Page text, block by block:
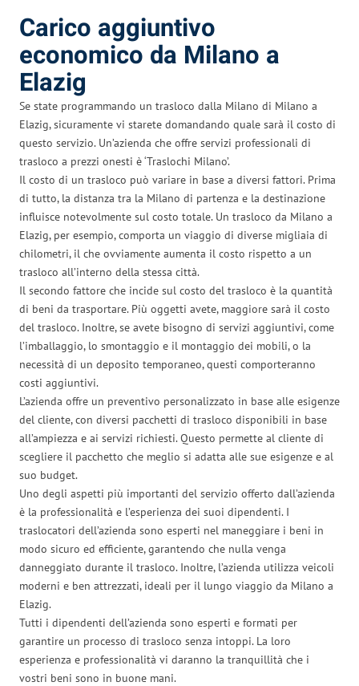
Carico aggiuntivo
economico da Milano a
Elazig
Se state programmando un trasloco dalla Milano di Milano a
Elazig, sicuramente vi starete domandando quale sarà il costo di
questo servizio. Un’azienda che offre servizi professionali di
trasloco a prezzi onesti è ‘Traslochi Milano’.
Il costo di un trasloco può variare in base a diversi fattori. Prima
di tutto, la distanza tra la Milano di partenza e la destinazione
influisce notevolmente sul costo totale. Un trasloco da Milano a
Elazig, per esempio, comporta un viaggio di diverse migliaia di
chilometri, il che ovviamente aumenta il costo rispetto a un
trasloco all’interno della stessa città.
Il secondo fattore che incide sul costo del trasloco è la quantità
di beni da trasportare. Più oggetti avete, maggiore sarà il costo
del trasloco. Inoltre, se avete bisogno di servizi aggiuntivi, come
l’imballaggio, lo smontaggio e il montaggio dei mobili, o la
necessità di un deposito temporaneo, questi comporteranno
costi aggiuntivi.
L’azienda offre un preventivo personalizzato in base alle esigenze
del cliente, con diversi pacchetti di trasloco disponibili in base
all’ampiezza e ai servizi richiesti. Questo permette al cliente di
scegliere il pacchetto che meglio si adatta alle sue esigenze e al
suo budget.
Uno degli aspetti più importanti del servizio offerto dall’azienda
è la professionalità e l’esperienza dei suoi dipendenti. I
traslocatori dell’azienda sono esperti nel maneggiare i beni in
modo sicuro ed efficiente, garantendo che nulla venga
danneggiato durante il trasloco. Inoltre, l’azienda utilizza veicoli
moderni e ben attrezzati, ideali per il lungo viaggio da Milano a
Elazig.
Tutti i dipendenti dell’azienda sono esperti e formati per
garantire un processo di trasloco senza intoppi. La loro
esperienza e professionalità vi daranno la tranquillità che i
vostri beni sono in buone mani.